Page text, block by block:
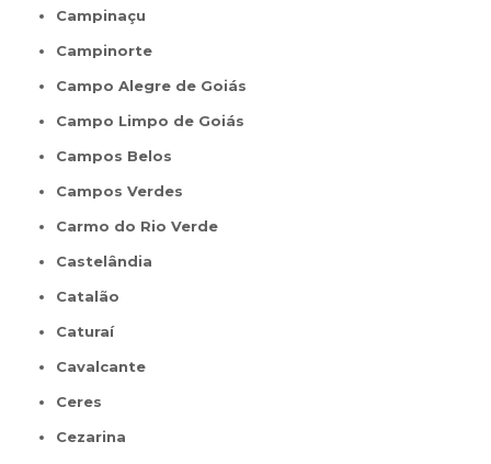
Campinaçu
Campinorte
Campo Alegre de Goiás
Campo Limpo de Goiás
Campos Belos
Campos Verdes
Carmo do Rio Verde
Castelândia
Catalão
Caturaí
Cavalcante
Ceres
Cezarina